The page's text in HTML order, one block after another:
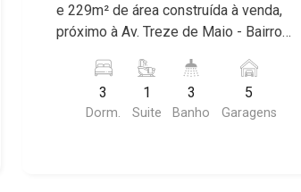
e 229m² de área construída à venda,
próximo à Av. Treze de Maio - Bairro
Preto/SP. Conheça as características
deste imóvel que a Martinelli
Imobiliária selecionou para você: -
3
Dorm.
1
Suite
3
Banho
5
Garagens